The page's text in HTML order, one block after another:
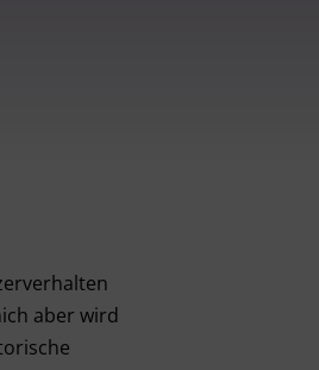
aber wird